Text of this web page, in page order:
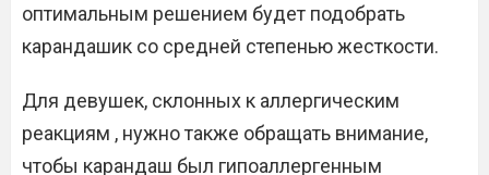
оптимальным решением будет подобрать
карандашик со средней степенью жесткости.
Для девушек, склонных к аллергическим
реакциям , нужно также обращать внимание,
чтобы карандаш был гипоаллергенным